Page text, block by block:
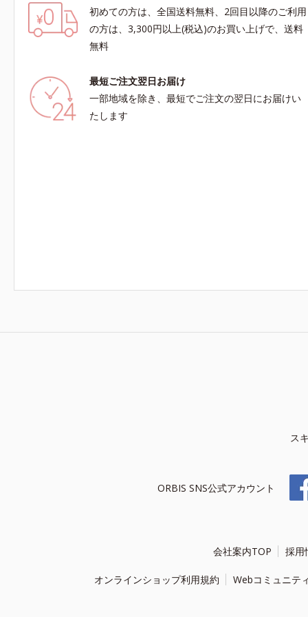
初めての方は、全国送料無料、2回目以降のご利用
の方は、3,300円以上(税込)のお買い上げで、送料
無料
最短ご注文翌日お届け
一部地域を除き、最短でご注文の翌日にお届けい
たします
ス
ORBIS SNS公式アカウント
会社案内TOP 採用
オンラインショップ利用規約 Webコミュニテ